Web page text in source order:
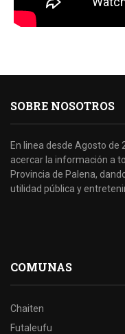
SOBRE NOSOTROS
En linea desde Agosto de
acercar la información a
Provincia de Palena,
utilidad pública y
COMUNAS
Chaiten
Futaleufu